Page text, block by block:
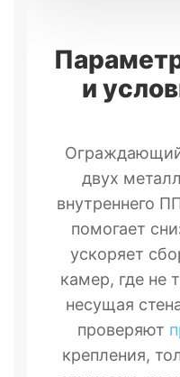
и
двух
внутреннего
помогает
ускоряет
камер, где не
несущая
проверяют
крепления,